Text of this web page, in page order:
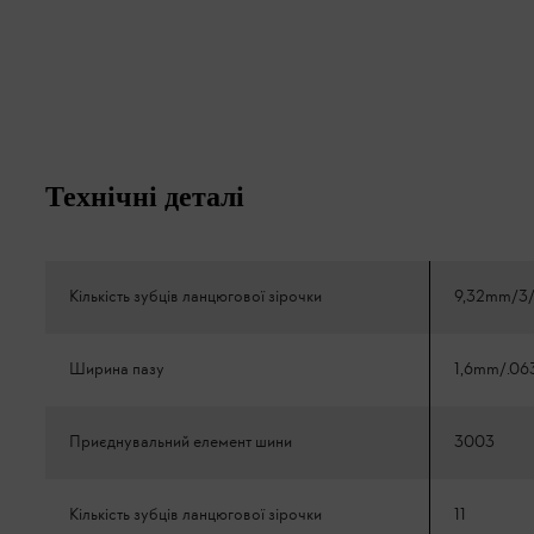
Технічні деталі
Кількість зубців ланцюгової зірочки 9,32mm/
Ширина пазу 1,6mm/
Приєднувальний елемент шини 3003
Кількість зубців ланцюгової зірочки 11